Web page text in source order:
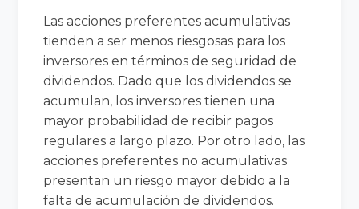
Las acciones preferentes acumulativas
tienden a ser menos riesgosas para los
inversores en términos de seguridad de
dividendos. Dado que los dividendos se
acumulan, los inversores tienen una
mayor probabilidad de recibir pagos
regulares a largo plazo. Por otro lado, las
acciones preferentes no acumulativas
presentan un riesgo mayor debido a la
falta de acumulación de dividendos.